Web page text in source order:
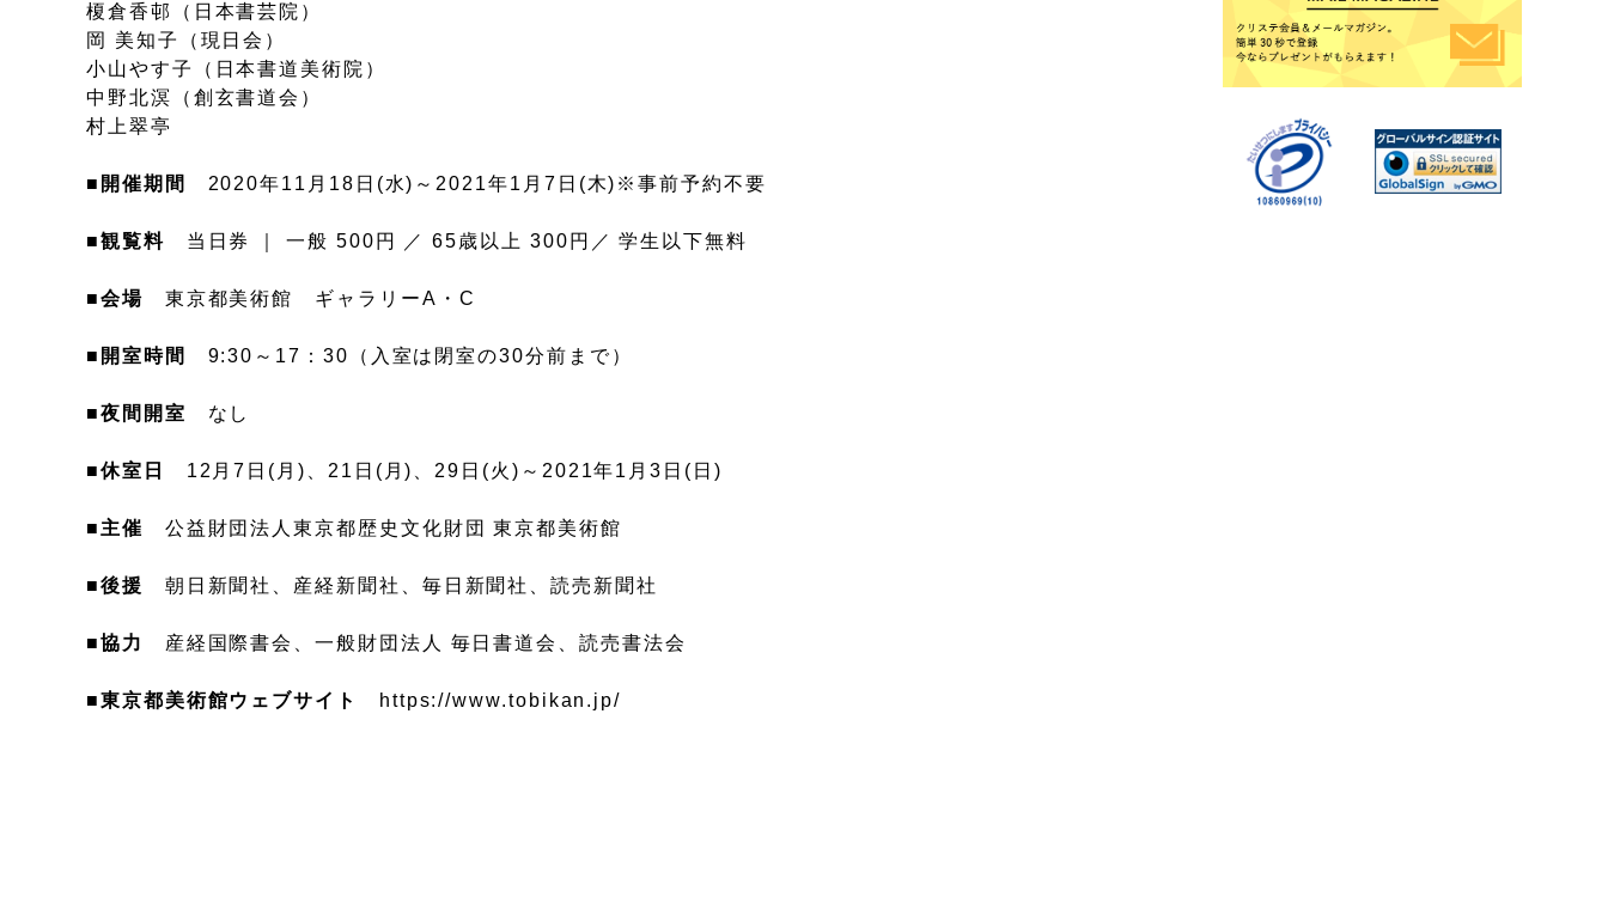
榎倉香邨（日本書芸院）
岡 美知子（現日会）
小山やす子（日本書道美術院）
中野北溟（創玄書道会）
村上翠亭
■ 開催期間 2020年11月18日(水)～2021年1月7日(木)※事前予約不要
■観覧料 当日券 ｜ 一般 500円 ／ 65歳以上 300円／ 学生以下無料
■会場 東京都美術館 ギャラリーA・C
■ 開室時間 9:30～17：30（入室は閉室の30分前まで）
■夜間開室 なし
■休室日 12月7日(月)、21日(月)、29日(火)～2021年1月3日(日)
■ 主催 公益財団法人東京都歴史文化財団 東京都美術館
■後援 朝日新聞社、産経新聞社、毎日新聞社、読売新聞社
■協力 産経国際書会、一般財団法人 毎日書道会、読売書法会
■東京都美術館ウェブサイト https://www.tobikan.jp/